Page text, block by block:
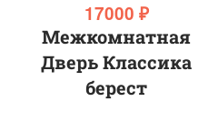
17000 ₽
Межкомнатная
Дверь Классика
берест